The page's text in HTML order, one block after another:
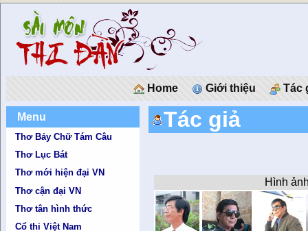
Home Giới thiệu Tác
Menu
Thơ Bảy Chữ Tám Câu
Thơ Lục Bát
Thơ mới hiện đại VN
Thơ cận đại VN
Thơ tân hình thức
Cổ thi Việt Nam
Tác giả
Hình